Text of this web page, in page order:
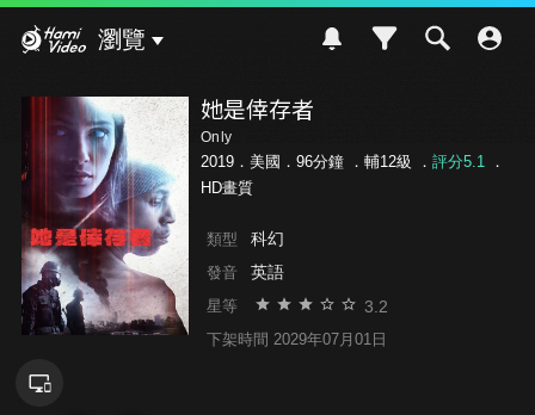
瀏覽
她是倖存者
Only
2019．美國．96分鐘 ． 輔12級 ． 評分5.1．
HD畫質
類型 科幻
發音 英語
星等 3.2
下架時間 2029年07月01日